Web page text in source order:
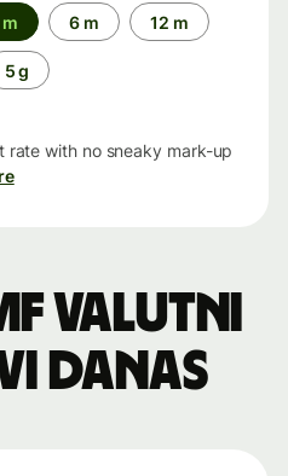
m 6 m 12 m
5 g
rate with no sneaky mark-up
valutni
danas